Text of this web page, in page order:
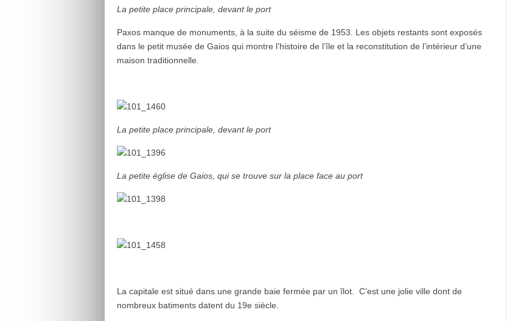
La petite place principale, devant le port
Paxos manque de monuments, à la suite du séisme de 1953. Les objets restants sont exposés
dans le petit musée de Gaios qui montre l’histoire de l’île et la reconstitution de l’intérieur d’une
maison traditionnelle.
La petite place principale, devant le port
La petite église de Gaios, qui se trouve sur la place face au port
La capitale est situé dans une grande baie fermée par un îlot. C’est une jolie ville dont de
nombreux batiments datent du 19e siècle.